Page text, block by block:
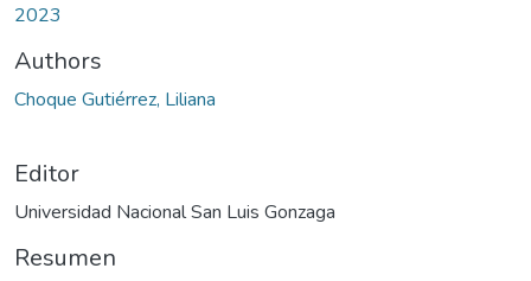
2023
Authors
Choque Gutiérrez, Liliana
Editor
Universidad Nacional San Luis Gonzaga
Resumen